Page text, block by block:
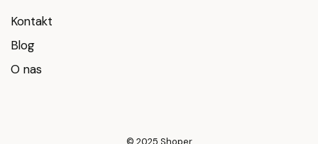
Kontakt
Blog
O nas
© 2025 Shoper